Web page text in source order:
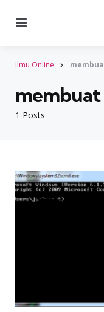
Ilmu Online
1 Posts